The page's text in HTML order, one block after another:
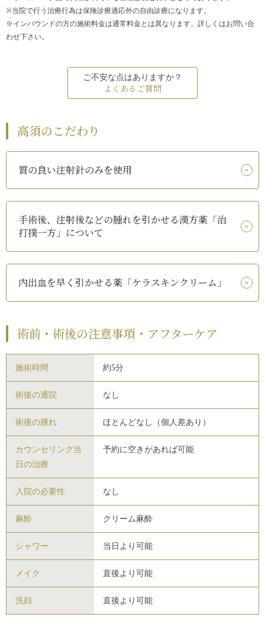
※当院で行う治療行為は保険診療適応外の自由診療になります。
※インバウンドの方の施術料金は通常料金とは異なります。詳しくはお問い合
わせ下さい。
ご不安な点はありますか？
よくあるご質問
高須のこだわり
質の良い注射針のみを使用
手術後、注射後などの腫れを引かせる漢方薬「治
打撲一方」について
内出血を早く引かせる薬「ケラスキンクリーム」
術前・術後の注意事項・アフターケア
施術時間 約5分
術後の通院 なし
術後の腫れ ほとんどなし（個人差あり）
カウンセリング当
日の治療
予約に空きがあれば可能
入院の必要性 なし
麻酔 クリーム麻酔
シャワー 当日より可能
メイク 直後より可能
洗顔 直後より可能